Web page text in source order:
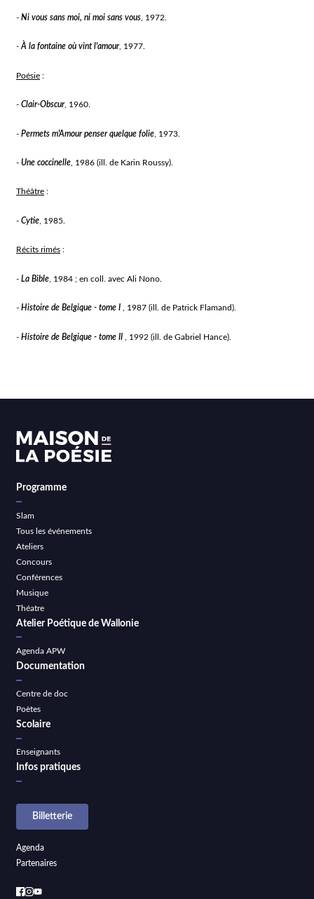
-Ni vous sans moi, ni moi sans vous , 1972.
-À la fontaine où vint l'amour, 1977.
Poésie :
-Clair-Obscur, 1960.
-Permets m'Amour penser quelque folie , 1973.
-Une coccinelle , 1986 (ill. de Karin Roussy).
Théâtre :
-Cytie , 1985.
Récits rimés :
-La Bible , 1984 ; en coll. avec Ali Nono.
-Histoire de Belgique - tome I , 1987 (ill. de Patrick Flamand).
-Histoire de Belgique - tome II , 1992 (ill. de Gabriel Hance).
Programme
Slam
Tous les événements
Ateliers
Concours
Conférences
Musique
Théatre
Atelier Poétique de Wallonie
Agenda APW
Documentation
Centre de doc
Poètes
Scolaire
Enseignants
Infos pratiques
Billetterie
Agenda
Partenaires